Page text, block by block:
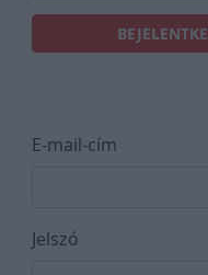
E-mail-cím
Jelszó